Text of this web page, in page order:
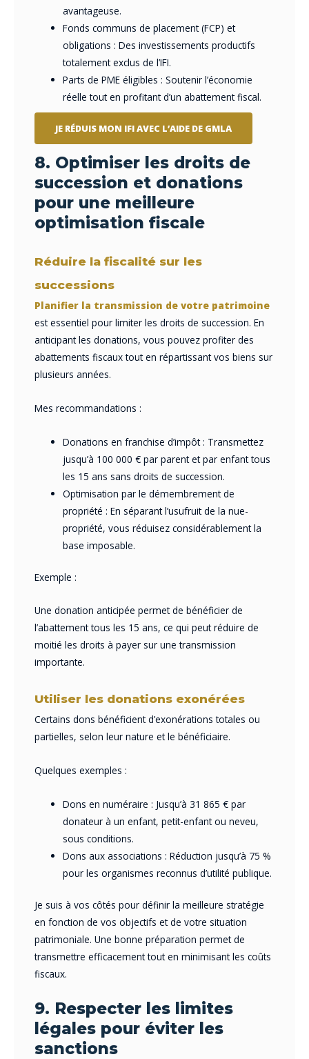
avantageuse.
Fonds communs de placement (FCP) et
obligations : Des investissements productifs
totalement exclus de l’IFI.
Parts de PME éligibles : Soutenir l’économie
réelle tout en profitant d’un abattement fiscal.
JE RÉDUIS MON IFI AVEC L’AIDE DE GMLA
8. Optimiser les droits de
succession et donations
pour une meilleure
optimisation fiscale
Réduire la fiscalité sur les
successions
Planifier la transmission de votre patrimoine
est essentiel pour limiter les droits de succession. En
anticipant les donations, vous pouvez profiter des
abattements fiscaux tout en répartissant vos biens sur
plusieurs années.
Mes recommandations :
Donations en franchise d’impôt : Transmettez
jusqu’à 100 000 € par parent et par enfant tous
les 15 ans sans droits de succession.
Optimisation par le démembrement de
propriété : En séparant l’usufruit de la nue-
propriété, vous réduisez considérablement la
base imposable.
Exemple :
Une donation anticipée permet de bénéficier de
l’abattement tous les 15 ans, ce qui peut réduire de
moitié les droits à payer sur une transmission
importante.
Utiliser les donations exonérées
Certains dons bénéficient d’exonérations totales ou
partielles, selon leur nature et le bénéficiaire.
Quelques exemples :
Dons en numéraire : Jusqu’à 31 865 € par
donateur à un enfant, petit-enfant ou neveu,
sous conditions.
Dons aux associations : Réduction jusqu’à 75 %
pour les organismes reconnus d’utilité publique.
Je suis à vos côtés pour définir la meilleure stratégie
en fonction de vos objectifs et de votre situation
patrimoniale. Une bonne préparation permet de
transmettre efficacement tout en minimisant les coûts
fiscaux.
9. Respecter les limites
légales pour éviter les
sanctions